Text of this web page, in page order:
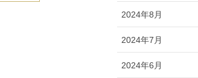
2024年8月
2024年7月
2024年6月